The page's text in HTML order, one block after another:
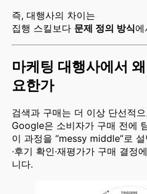
즉, 대행사의 차이는
집행 스킬보다 문제 정의 방식
마케팅 대행사에서
요한가
검색과 구매는 더 이상 단선적
Google은 소비자가 구매 전에
이 과정을 “messy middle”로
·후기 확인·재평가가 구매 결정
니다.